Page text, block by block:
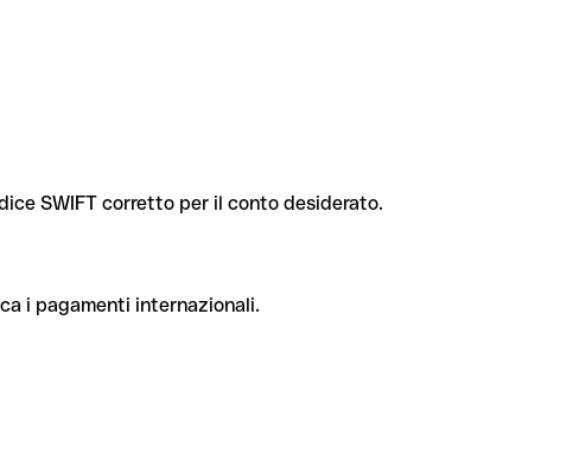
SWIFT corretto per il conto desiderato.
i pagamenti internazionali.